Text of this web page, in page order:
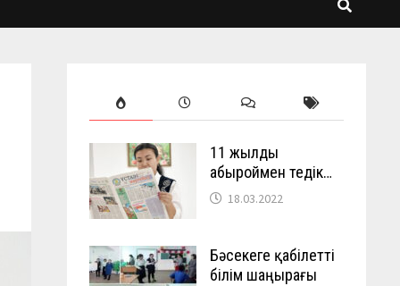
11 жылды
абыроймен өтедік…
18.03.2022
Бәсекеге қабілетті
білім шаңырағы